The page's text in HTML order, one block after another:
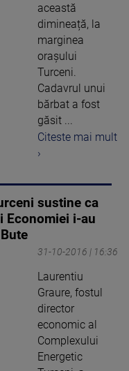
această
dimineață, la
marginea
orașului
Turceni.
Cadavrul unui
bărbat a fost
găsit ...
Citeste mai mult
›
sustine ca
Economiei i-au
31-10-2016 | 16:36
Laurentiu
Graure, fostul
director
economic al
Complexului
Energetic